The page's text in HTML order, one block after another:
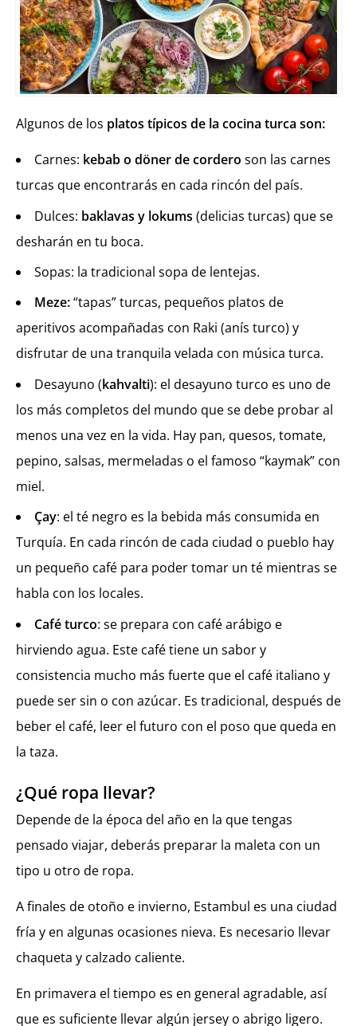
Algunos de los platos típicos de la cocina turca son:
Carnes: kebab o döner de cordero son las carnes
turcas que encontrarás en cada rincón del país.
Dulces: baklavas y lokums (delicias turcas) que se
desharán en tu boca.
Sopas: la tradicional sopa de lentejas.
Meze:“tapas” turcas, pequeños platos de
aperitivos acompañadas con Raki (anís turco) y
disfrutar de una tranquila velada con música turca.
Desayuno (kahvalti): el desayuno turco es uno de
los más completos del mundo que se debe probar al
menos una vez en la vida. Hay pan, quesos, tomate,
pepino, salsas, mermeladas o el famoso “kaymak” con
miel.
Çay: el té negro es la bebida más consumida en
Turquía. En cada rincón de cada ciudad o pueblo hay
un pequeño café para poder tomar un té mientras se
habla con los locales.
Café turco: se prepara con café arábigo e
hirviendo agua. Este café tiene un sabor y
consistencia mucho más fuerte que el café italiano y
puede ser sin o con azúcar. Es tradicional, después de
beber el café, leer el futuro con el poso que queda en
la taza.
¿Qué ropa llevar?
Depende de la época del año en la que tengas
pensado viajar, deberás preparar la maleta con un
tipo u otro de ropa.
A finales de otoño e invierno, Estambul es una ciudad
fría y en algunas ocasiones nieva. Es necesario llevar
chaqueta y calzado caliente.
En primavera el tiempo es en general agradable, así
que es suficiente llevar algún jersey o abrigo ligero.